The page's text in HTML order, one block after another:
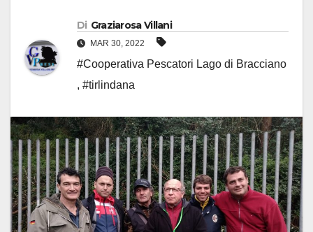
Di Graziarosa Villani
MAR 30, 2022
#Cooperativa Pescatori Lago di Bracciano
, #tirlindana